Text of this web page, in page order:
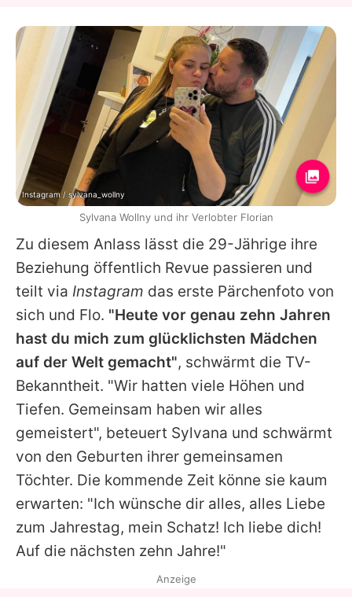
Zu diesem Anlass lässt die 29-Jährige ihre
Beziehung öffentlich Revue passieren und
teilt via Instagram das erste Pärchenfoto von
sich und Flo. "Heute vor genau zehn Jahren
hast du mich zum glücklichsten Mädchen
auf der Welt gemacht", schwärmt die TV-
Bekanntheit. "Wir hatten viele Höhen und
Tiefen. Gemeinsam haben wir alles
gemeistert", beteuert Sylvana und schwärmt
von den Geburten ihrer gemeinsamen
Töchter. Die kommende Zeit könne sie kaum
erwarten: "Ich wünsche dir alles, alles Liebe
zum Jahrestag, mein Schatz! Ich liebe dich!
Auf die nächsten zehn Jahre!"
Instagram / sylvana_wollny
Sylvana Wollny und ihr Verlobter Florian
Anzeige